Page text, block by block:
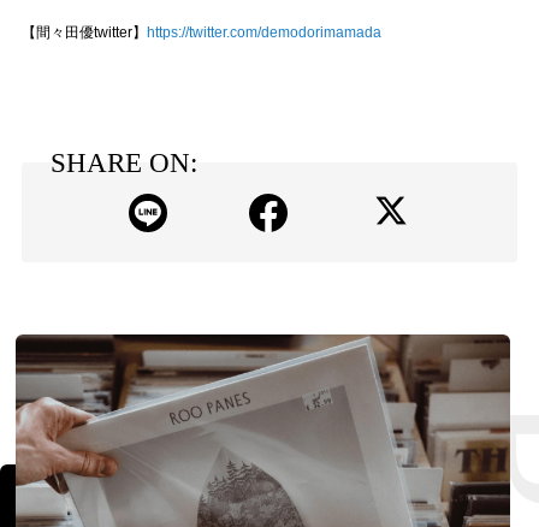
【間々田優twitter】 https://twitter.com/demodorimamada
SHARE ON: